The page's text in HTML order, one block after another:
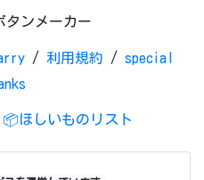
ンメーカー
/ 利用規約 / special
📦ほしいものリスト